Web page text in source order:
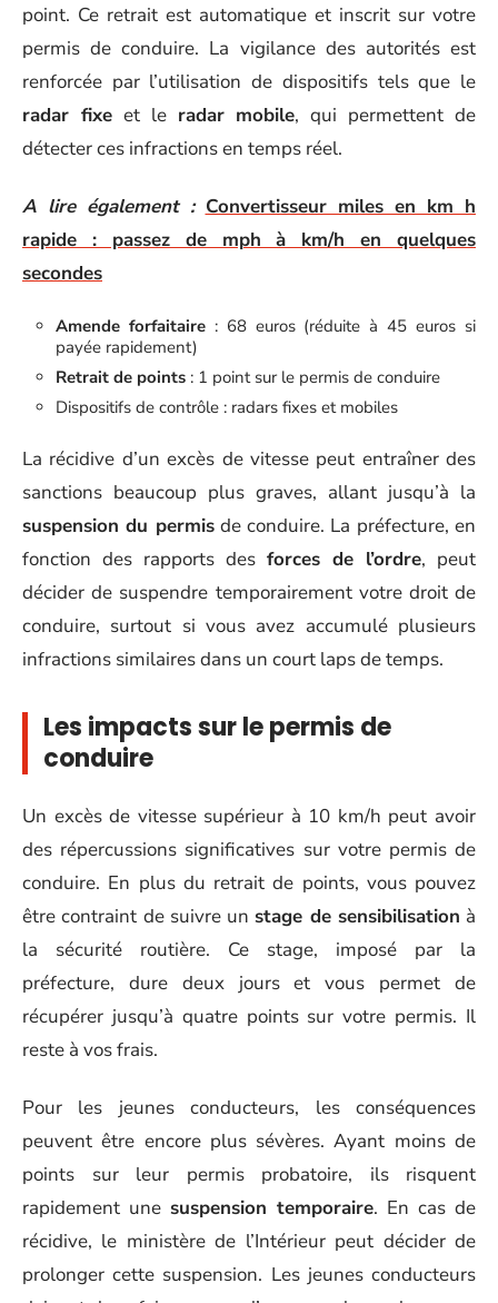
point. Ce retrait est automatique et inscrit sur votre
permis de conduire. La vigilance des autorités est
renforcée par l’utilisation de dispositifs tels que le
radar fixeet le radar mobile, qui permettent de
détecter ces infractions en temps réel.
A lire également : Convertisseur miles en km h
rapide : passez de mph à km/h en quelques
secondes
Amende forfaitaire: 68 euros (réduite à 45 euros si
payée rapidement)
Retrait de points : 1 point sur le permis de conduire
Dispositifs de contrôle : radars fixes et mobiles
La récidive d’un excès de vitesse peut entraîner des
sanctions beaucoup plus graves, allant jusqu’à la
suspension du permisde conduire. La préfecture, en
fonction des rapports des forces de l’ordre, peut
décider de suspendre temporairement votre droit de
conduire, surtout si vous avez accumulé plusieurs
infractions similaires dans un court laps de temps.
Les impacts sur le permis de
conduire
Un excès de vitesse supérieur à 10 km/h peut avoir
des répercussions significatives sur votre permis de
conduire. En plus du retrait de points, vous pouvez
être contraint de suivre un stage de sensibilisation à
la sécurité routière. Ce stage, imposé par la
préfecture, dure deux jours et vous permet de
récupérer jusqu’à quatre points sur votre permis. Il
reste à vos frais.
Pour les jeunes conducteurs, les conséquences
peuvent être encore plus sévères. Ayant moins de
points sur leur permis probatoire, ils risquent
rapidement une suspension temporaire. En cas de
récidive, le ministère de l’Intérieur peut décider de
prolonger cette suspension. Les jeunes conducteurs